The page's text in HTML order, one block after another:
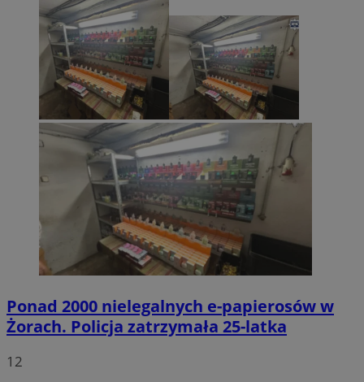
Ponad 2000 nielegalnych e-papierosów w
Żorach. Policja zatrzymała 25-latka
12